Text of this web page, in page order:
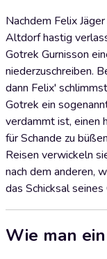
Nachdem Felix
Altdorf hastig
Gotrek Gurnisson
niederzuschreiben.
dann Felix'
Gotrek ein
verdammt ist, einen
für Schande zu
Reisen verwickeln
nach dem anderen,
das Schicksal
Wie man